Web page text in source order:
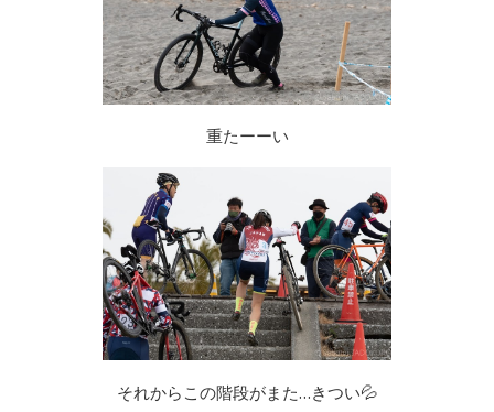
重たーーい
それからこの階段がまた…きつい💦